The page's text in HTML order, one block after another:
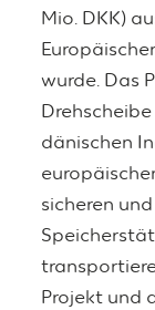
Mio. DKK)
wurde. Das
dänischen
sicheren
Projekt und